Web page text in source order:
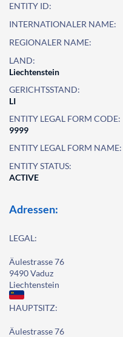
ENTITY ID:
INTERNATIONALER NAME:
REGIONALER NAME:
LAND:
Liechtenstein
GERICHTSSTAND:
LI
ENTITY LEGAL FORM CODE:
9999
ENTITY LEGAL FORM NAME:
ENTITY STATUS:
ACTIVE
Adressen:
LEGAL:
Äulestrasse 76
9490 Vaduz
Liechtenstein
HAUPTSITZ:
Äulestrasse 76